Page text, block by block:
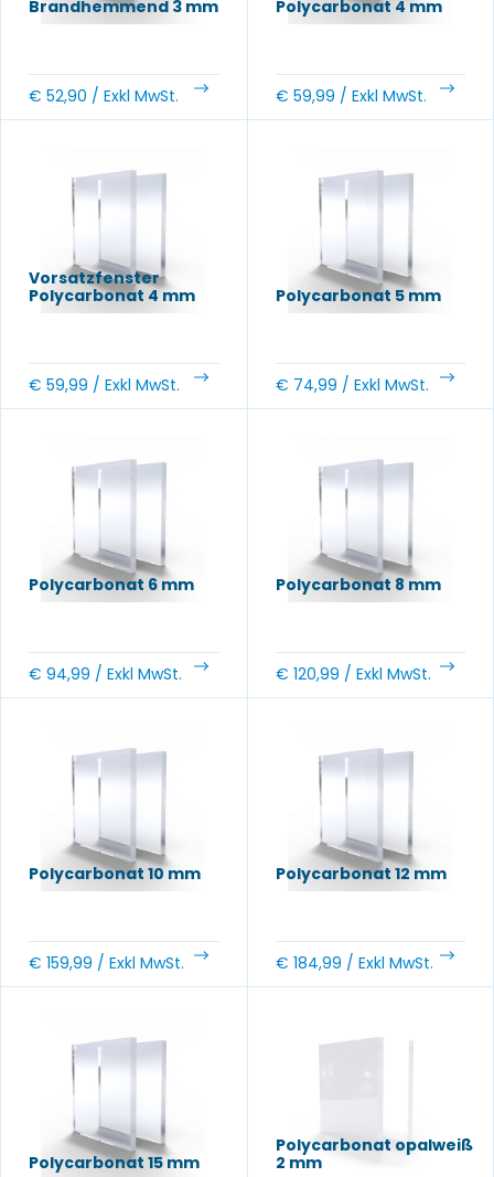
Brandhemmend 3 mm
€ 52,90 / Exkl MwSt.
Polycarbonat 4 mm
€ 59,99 / Exkl MwSt.
Vorsatzfenster
Polycarbonat 4 mm
€ 59,99 / Exkl MwSt.
Polycarbonat 5 mm
€ 74,99 / Exkl MwSt.
Polycarbonat 6 mm
€ 94,99 / Exkl MwSt.
Polycarbonat 8 mm
€ 120,99 / Exkl MwSt.
Polycarbonat 10 mm
€ 159,99 / Exkl MwSt.
Polycarbonat 12 mm
€ 184,99 / Exkl MwSt.
Polycarbonat 15 mm
Polycarbonat opalweiß
2 mm